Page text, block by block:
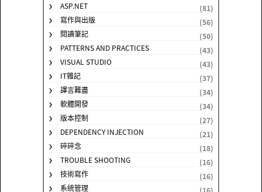
ASP.NET
(81)
寫作與出版
(56)
閱讀筆記
(50)
PATTERNS AND PRACTICES
(43)
VISUAL STUDIO
(43)
IT雜記
(37)
譯言難盡
(34)
軟體開發
(34)
版本控制
(27)
DEPENDENCY INJECTION
(21)
碎碎念
(18)
TROUBLE SHOOTING
(16)
技術寫作
(16)
系統管理